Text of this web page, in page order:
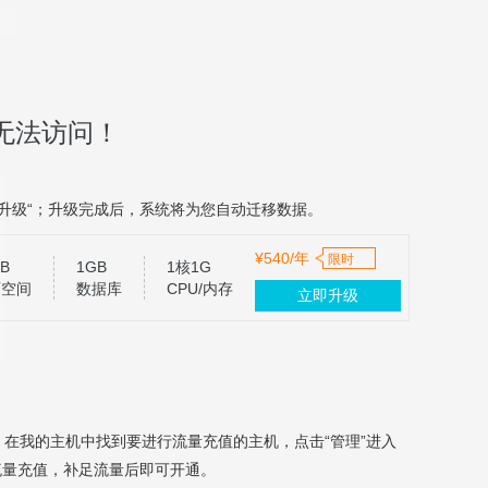
访问！
“；升级完成后，系统将为您自动迁移数据。
间
1GB
数据库
1核1G
CPU/内存
¥540/年 限时
立即升级
在我的主机中找到要进行流量充值的主机，点击“管理”进入
充值，补足流量后即可开通。